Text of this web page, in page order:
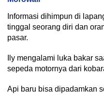
Informasi dihimpun di
tinggal seorang diri dan
pasar.
Ily mengalami luka bakar
sepeda motornya dari
Api baru bisa dipadamkan